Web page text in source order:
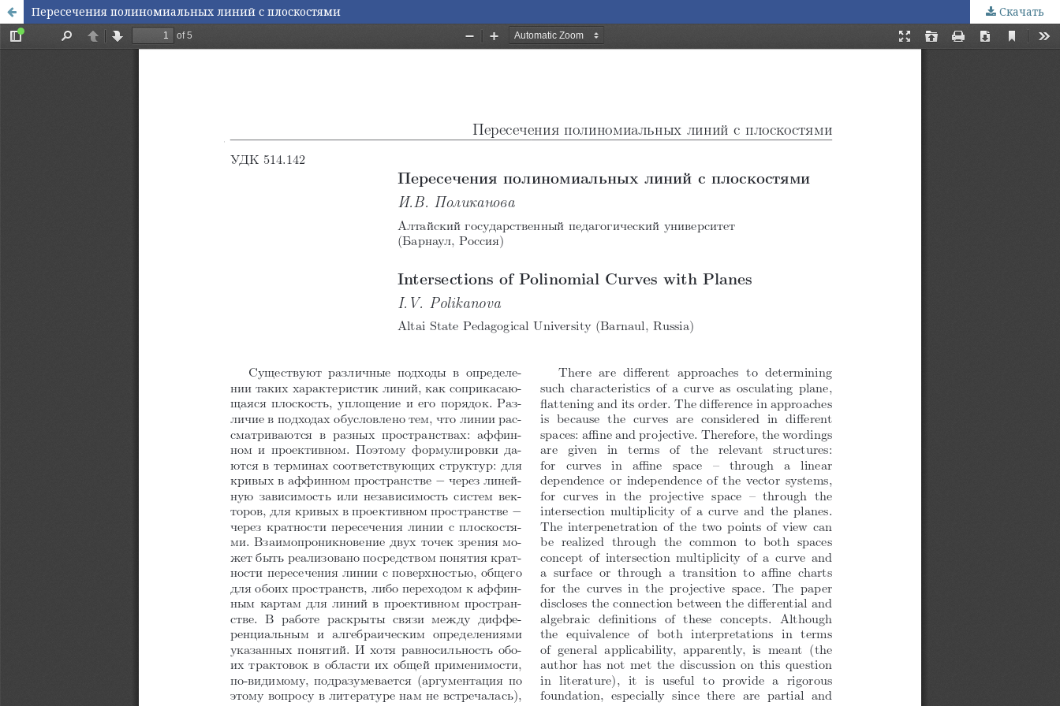
Пересечения полиномиальных линий с плоскостями Скачать